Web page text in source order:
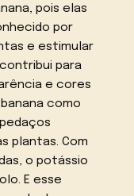
pois elas
por
e estimular
para
e cores
como
plantas. Com
o potássio
E esse